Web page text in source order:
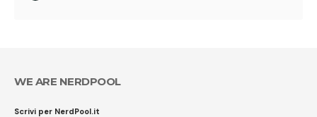
WE ARE NERDPOOL
Scrivi per NerdPool.it